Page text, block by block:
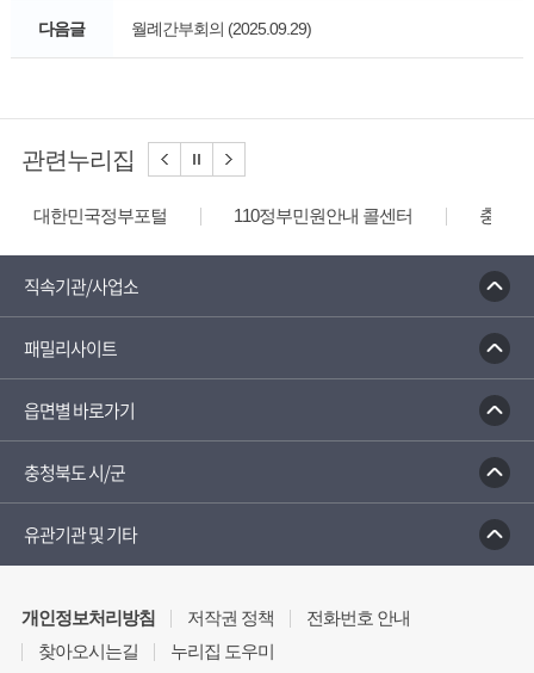
다음글 월례간부회의 (2025.09.29)
관련누리집
대한민국정부포털 110정부민원안내 콜센터 충청북
직속기관/사업소
패밀리사이트
읍면별 바로가기
충청북도 시/군
유관기관 및 기타
개인정보처리방침 저작권 정책
전화번호 안내
찾아오시는길
누리집 도우미